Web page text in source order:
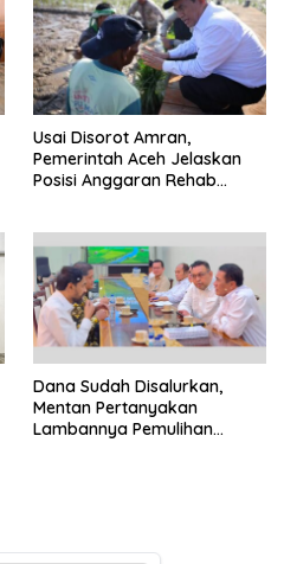
Usai Disorot Amran,
Pemerintah Aceh Jelaskan
Posisi Anggaran Rehab
Dana Sudah Disalurkan,
Mentan Pertanyakan
Lambannya Pemulihan